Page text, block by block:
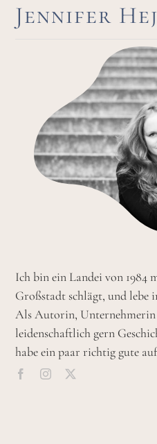
Jennifer
Ich bin ein Landei von 1984
Großstadt schlägt, und lebe
Als Autorin,
leidenschaftlich gern
habe ein paar richtig gute